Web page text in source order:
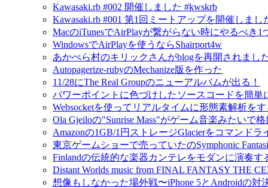
Kawasaki.rb #002 開催しました #kwskrb
Kawasaki.rb #001 第1回ミートアップを開催しまし
MacのiTunesでAirPlayが繋がらない時にやるべき1
WindowsでAirPlayを使うならShairport4w
あかぺら村のキリックさんがblogを再開されまし
Autopagerize-rubyのMechanize版を作った
11/28にThe Real Groupのニューアルバムが出る！
パワーポイントに色づけしたソースコードを簡単
Websocketを使ってリアルタイムに形態素解析を
Ola Gjeiloの"Sunrise Mass"がゲーム音楽みたいで
Amazonの1GB/1円ストレージGlacierをコマンドラ
東京ゲームショーで売っていたのSymphonic
Finlandの伝統的な楽器カンテレをモダンに演奏す
Distant Worlds music from FINAL FANTASY THE
想像もしなかった場外戦〜iPhone 5とAndroidの